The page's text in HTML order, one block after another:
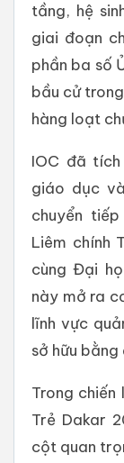
tầng, hệ
giai đoạn
phần ba số
bầu cử
hàng loạt
IOC đã
giáo dục
chuyển
Liêm chính
cùng Đại
này mở ra
lĩnh vực
sở hữu
Trong
Trẻ Dakar
cột quan